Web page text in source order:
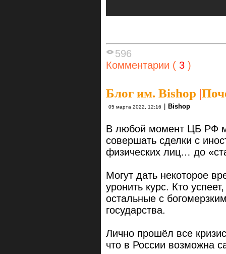
596
Комментарии ( 3 )
Блог им. Bishop |
05 марта 2022, 12:16 | Bishop
В любой момент ЦБ РФ
совершать сделки с
физических лиц… до
Могут дать некоторое
уронить курс. Кто
остальные с
государства.
Лично прошёл все
что в России возможна